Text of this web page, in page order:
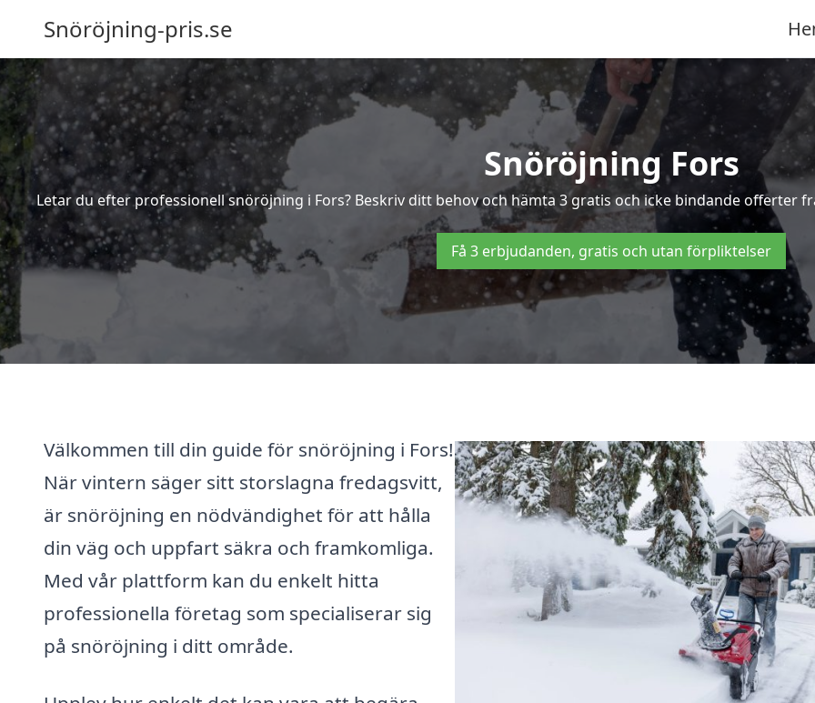
Snöröjning-pris.se
Snöröjning Fors
Letar du efter professionell snöröjning i Fors? Beskriv ditt behov och hämta 3 gratis och icke bindande offerter
Få 3 erbjudanden, gratis och utan förpliktelser
Välkommen till din guide för snöröjning i Fors!
När vintern säger sitt storslagna fredagsvitt,
är snöröjning en nödvändighet för att hålla
din väg och uppfart säkra och framkomliga.
Med vår plattform kan du enkelt hitta
professionella företag som specialiserar sig
på snöröjning i ditt område.